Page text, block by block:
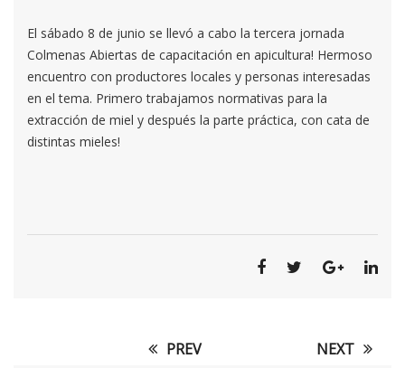
El sábado 8 de junio se llevó a cabo la tercera jornada
Colmenas Abiertas de capacitación en apicultura! Hermoso
encuentro con productores locales y personas interesadas
en el tema. Primero trabajamos normativas para la
extracción de miel y después la parte práctica, con cata de
distintas mieles!
PREV NEXT